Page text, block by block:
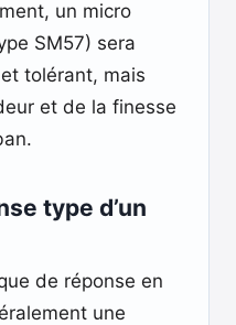
un micro
SM57) sera
tolérant, mais
et de la finesse
type d’un
de réponse en
une